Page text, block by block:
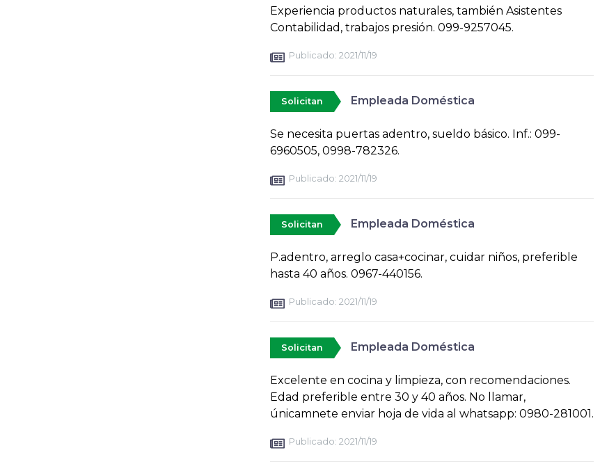
Experiencia productos naturales, también Asistentes
Contabilidad, trabajos presión. 099-9257045.
Publicado: 2021/11/19
Solicitan Empleada Doméstica
Se necesita puertas adentro, sueldo básico. Inf.: 099-
6960505, 0998-782326.
Publicado: 2021/11/19
Solicitan Empleada Doméstica
P.adentro, arreglo casa+cocinar, cuidar niños, preferible
hasta 40 años. 0967-440156.
Publicado: 2021/11/19
Solicitan Empleada Doméstica
Excelente en cocina y limpieza, con recomendaciones.
Edad preferible entre 30 y 40 años. No llamar,
únicamnete enviar hoja de vida al whatsapp: 0980-281001.
Publicado: 2021/11/19